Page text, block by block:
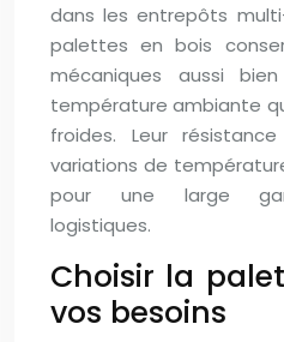
dans les entrepôts
palettes en bois
mécaniques aussi
température ambiante
froides. Leur
variations de
pour une large
logistiques.
Choisir la
vos besoins